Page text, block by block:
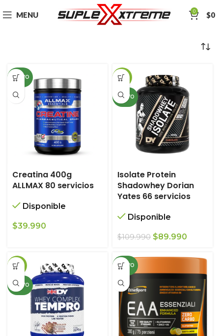
MENU 0 $0
NUEVO
Creatina 400g
ALLMAX 80 servicios
Disponible
$39.990
-18%
NUEVO
Isolate Protein
Shadowhey Dorian
Yates 66 servicios
Disponible
$109.990 El
original
$89.990
actual
$89.990.
-13%
NUEVO
NUEVO